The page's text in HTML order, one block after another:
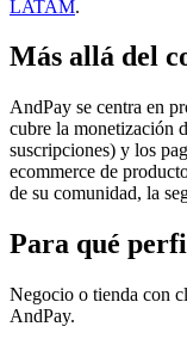
LATAM.
Más allá del
AndPay se centra en
cubre la monetización
suscripciones) y los
ecommerce de
de su comunidad, la
Para qué
Negocio o tienda con
AndPay.